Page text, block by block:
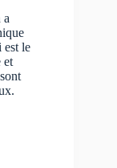
a
est le
et